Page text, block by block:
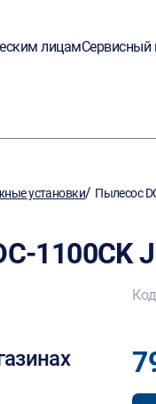
лицамСервисный
установки/ Пылесос
1100CK